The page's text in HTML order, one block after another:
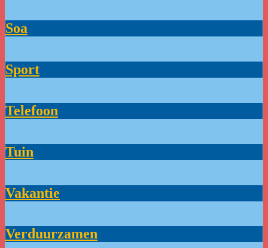
Soa
Sport
Telefoon
Tuin
Vakantie
Verduurzamen